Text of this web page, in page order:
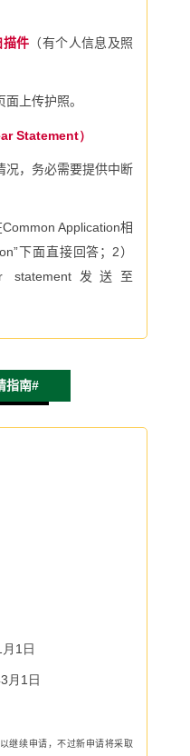
描件 （有个人信息及照
上传护照。
Statement）
况，务必需要提供中断
Common Application相
”下面直接回答；2）
statement发送至
指南#
月 1 日
3 月 1 日
继续申请，不过新申请将采取